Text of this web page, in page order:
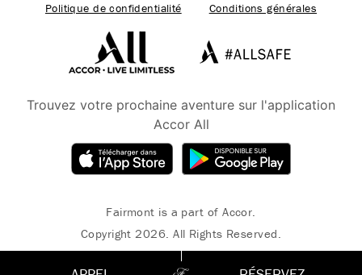
Politique de confidentialité
Conditions générales
Trouvez votre prochaine aventure sur l'application
Accor All
Fairmont is a part of Accor.
Copyright 2026. All Rights Reserved.